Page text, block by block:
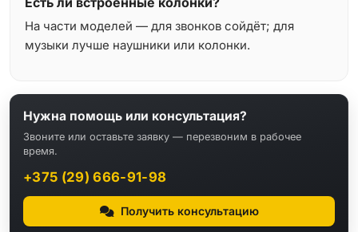
На части моделей — для звонков сойдёт; для
музыки лучше наушники или колонки.
Нужна помощь или консультация?
Звоните или оставьте заявку — перезвоним в рабочее
время.
+375 (29) 666-91-98
Получить консультацию